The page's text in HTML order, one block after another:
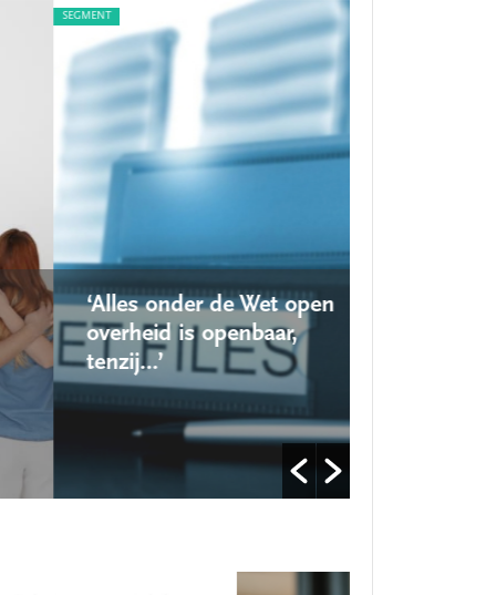
‘Alles onder de Wet open
overheid is openbaar,
tenzij…’